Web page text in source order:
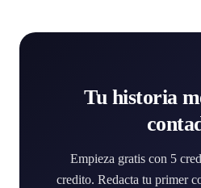
Tu historia
Empieza gratis con 5
credito. Redacta tu primer